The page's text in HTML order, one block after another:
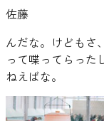
佐藤
んだな。けどもさ
って喋ってらった
ねえばな。